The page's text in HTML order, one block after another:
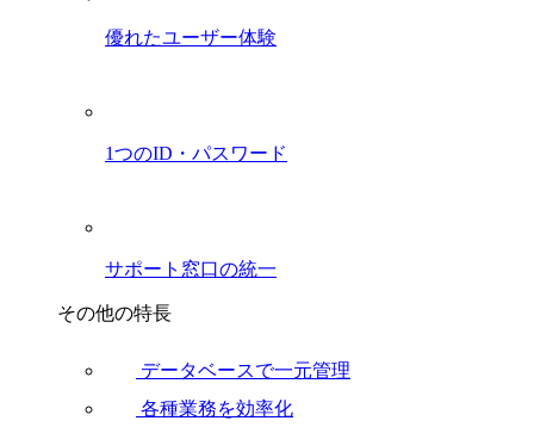
優れたユーザー体験
1つのID・パスワード
サポート窓口の統一
その他の特長
データベースで一元管理
各種業務を効率化